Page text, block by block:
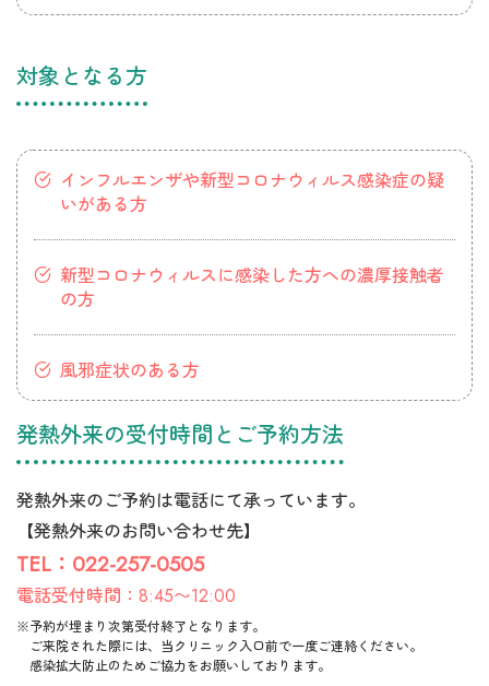
対象となる方
インフルエンザや新型コロナウィルス感染症の疑
いがある方
新型コロナウィルスに感染した方への濃厚接触者
の方
風邪症状のある方
発熱外来の受付時間とご予約方法
発熱外来のご予約は電話にて承っています。
【発熱外来のお問い合わせ先】
TEL：022-257-0505
電話受付時間：8:45〜12:00
※予約が埋まり次第受付終了となります。
ご来院された際には、当クリニック入口前で一度ご連絡ください。
感染拡大防止のためご協力をお願いしております。